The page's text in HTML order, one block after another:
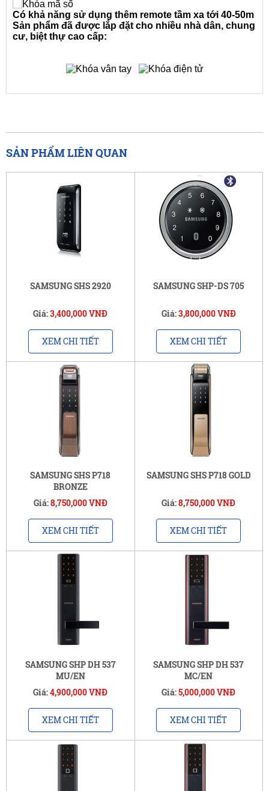
Có khả năng sử dụng thêm remote tầm xa tới 40-50m
Sản phẩm đã được lắp đặt cho nhiều nhà dân, chung
cư, biệt thự cao cấp:
SẢN PHẨM LIÊN QUAN
SAMSUNG SHS 2920
Giá:3,400,000 VNĐ
XEM CHI TIẾT
SAMSUNG SHP-DS 705
Giá:3,800,000 VNĐ
XEM CHI TIẾT
SAMSUNG SHS P718
BRONZE
Giá:8,750,000 VNĐ
XEM CHI TIẾT
SAMSUNG SHS P718 GOLD
Giá:8,750,000 VNĐ
XEM CHI TIẾT
SAMSUNG SHP DH 537
MU/EN
Giá:4,900,000 VNĐ
XEM CHI TIẾT
SAMSUNG SHP DH 537
MC/EN
Giá:5,000,000 VNĐ
XEM CHI TIẾT